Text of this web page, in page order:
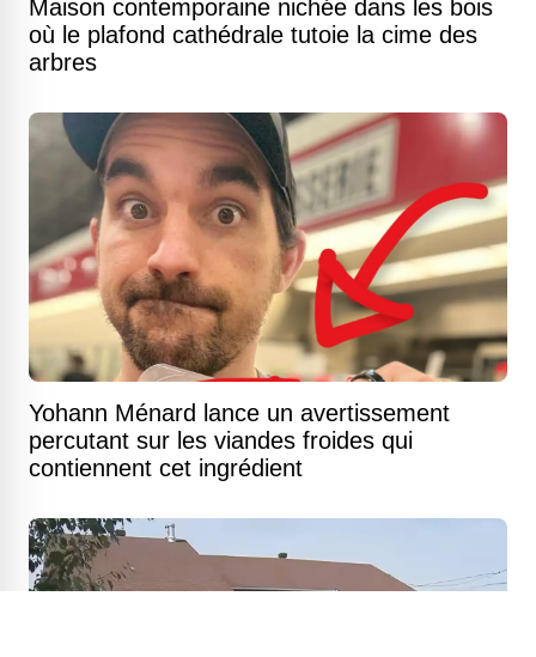
Maison contemporaine nichée dans les bois
où le plafond cathédrale tutoie la cime des
arbres
Yohann Ménard lance un avertissement
percutant sur les viandes froides qui
contiennent cet ingrédient